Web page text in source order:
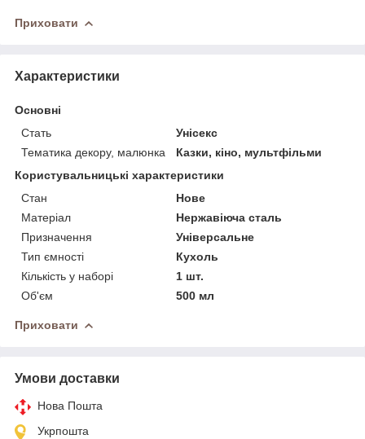
Приховати
Характеристики
Основні
Стать
Унісекс
Тематика декору, малюнка
Казки, кіно, мультфільми
Користувальницькі характеристики
Стан
Нове
Матеріал
Нержавіюча сталь
Призначення
Універсальне
Тип ємності
Кухоль
Кількість у наборі
1 шт.
Об'єм
500 мл
Приховати
Умови доставки
Нова Пошта
Укрпошта